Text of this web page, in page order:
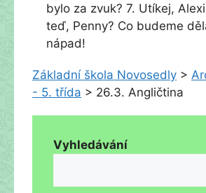
bylo za zvuk? 7. Utíkej,
teď, Penny? Co budeme
nápad!
Základní škola Novosedly >
- 5. třída > 26.3. Angličtina
Vyhledávání